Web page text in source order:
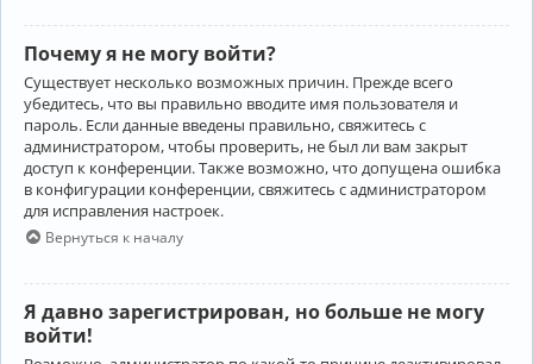
Почему я не могу войти?
Существует несколько возможных причин. Прежде всего
убедитесь, что вы правильно вводите имя пользователя и
пароль. Если данные введены правильно, свяжитесь с
администратором, чтобы проверить, не был ли вам закрыт
доступ к конференции. Также возможно, что допущена ошибка
в конфигурации конференции, свяжитесь с администратором
для исправления настроек.
Вернуться к началу
Я давно зарегистрирован, но больше не могу
войти!